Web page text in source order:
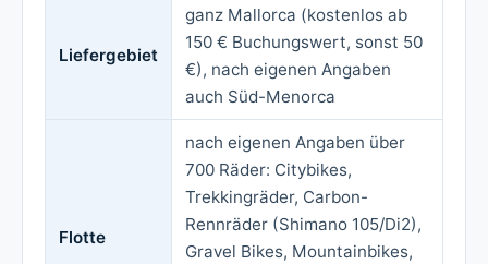
Liefergebiet
ganz Mallorca (kostenlos ab
150 € Buchungswert, sonst 50
€), nach eigenen Angaben
auch Süd-Menorca
Flotte
nach eigenen Angaben über
700 Räder: Citybikes,
Trekkingräder, Carbon-
Rennräder (Shimano 105/Di2),
Gravel Bikes, Mountainbikes,